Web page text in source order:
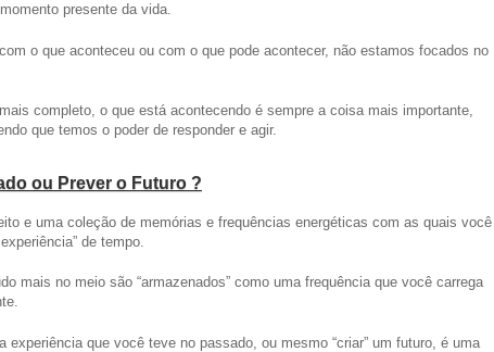
presente da vida.
o que aconteceu ou com o que pode acontecer, não estamos focados no
completo, o que está acontecendo é sempre a coisa mais importante,
que temos o poder de responder e agir.
ou Prever o Futuro ?
e uma coleção de memórias e frequências energéticas com as quais você
de tempo.
mais no meio são “armazenados” como uma frequência que você carrega
experiência que você teve no passado, ou mesmo “criar” um futuro, é uma